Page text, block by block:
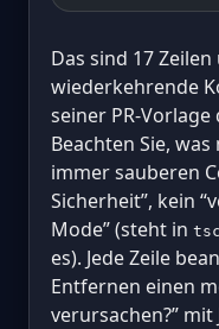
Das sind 17
wiederkehrende
seiner PR-
Beachten Sie,
immer sauberen
Sicherheit”, kein
Mode” (steht in
es). Jede Zeile
Entfernen einen
verursachen?” mit